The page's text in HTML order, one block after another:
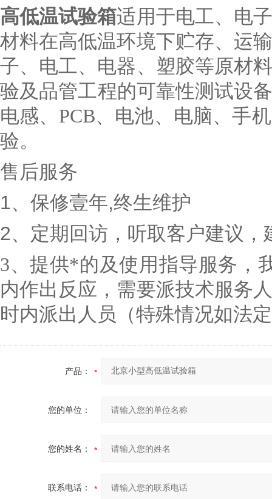
高低温试验箱适用于电工、电
材料在高低温环境下贮存、运
子、电工、电器、塑胶等原材
验及品管工程的可靠性测试设
电感、PCB、电池、电脑、手
验。
售后服务
1、保修壹年,终生维护
2、定期回访，听取客户建议
3、提供*的及使用指导服务，
内作出反应，需要派技术服务
时内派出人员（特殊情况如法
产品：
您的单位：
您的姓名：
联系电话：